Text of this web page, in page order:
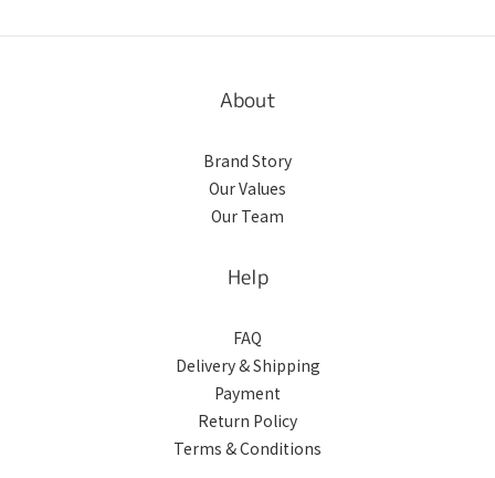
About
Brand Story
Our Values
Our Team
Help
FAQ
Delivery & Shipping
Payment
Return Policy
Terms & Conditions